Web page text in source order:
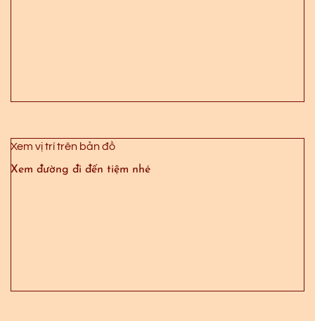
Xem vị trí trên bản đồ
Xem đường đi đến tiệm nhé